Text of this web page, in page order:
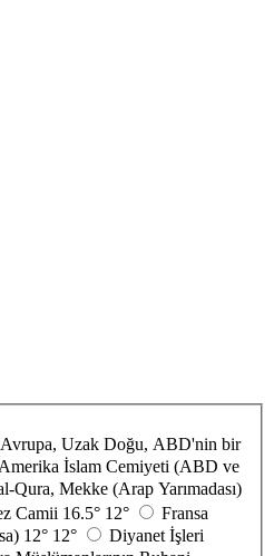
Uzak Doğu, ABD'nin bir
İslam Cemiyeti (ABD ve
Qura, Mekke (Arap Yarımadası)
Camii 16.5° 12°
Fransa
12° 12°
Diyanet İşleri